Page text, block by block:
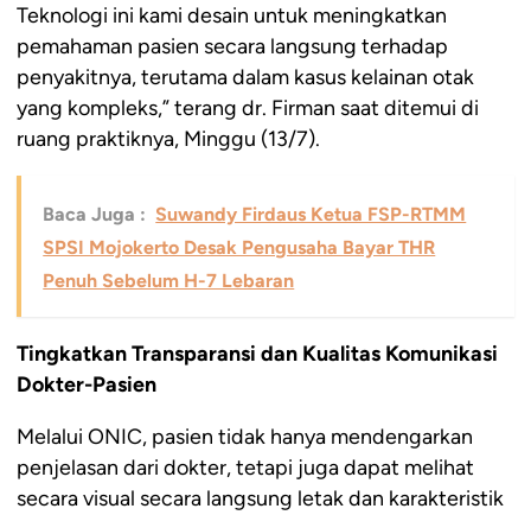
Teknologi ini kami desain untuk meningkatkan
pemahaman pasien secara langsung terhadap
penyakitnya, terutama dalam kasus kelainan otak
yang kompleks,” terang dr. Firman saat ditemui di
ruang praktiknya, Minggu (13/7).
Baca Juga : Suwandy Firdaus Ketua FSP-RTMM
SPSI Mojokerto Desak Pengusaha Bayar THR
Penuh Sebelum H-7 Lebaran
Tingkatkan Transparansi dan Kualitas Komunikasi
Dokter-Pasien
Melalui ONIC, pasien tidak hanya mendengarkan
penjelasan dari dokter, tetapi juga dapat melihat
secara visual secara langsung letak dan karakteristik